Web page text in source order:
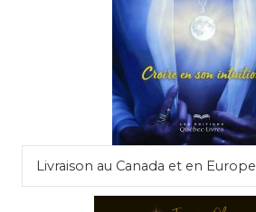
Livraison au Canada et en Europe